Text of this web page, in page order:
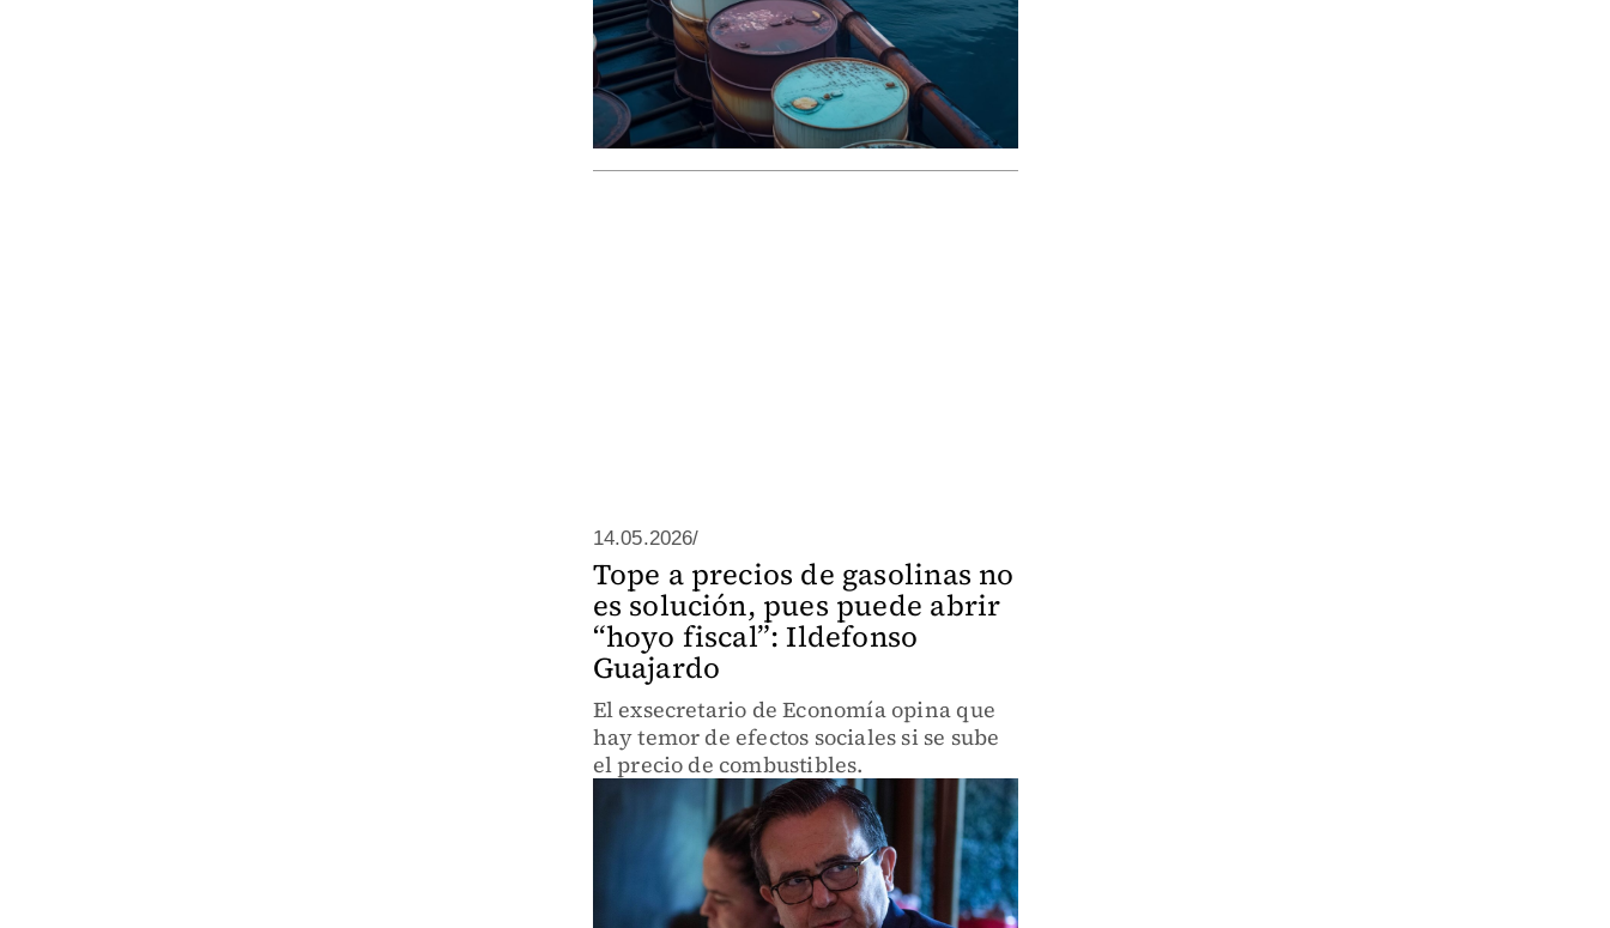
14.05.2026/
Tope a precios de gasolinas no
es solución, pues puede abrir
“hoyo fiscal”: Ildefonso
Guajardo
El exsecretario de Economía opina que
hay temor de efectos sociales si se sube
el precio de combustibles.